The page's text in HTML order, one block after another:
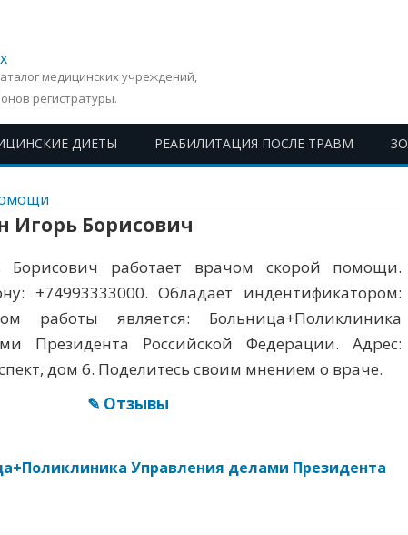
медицинских учреждений,
регистратуры.
ДИЕТЫ РЕАБИЛИТАЦИЯ ПОСЛЕ ТРАВМ
Перейти
Игорь Борисович
Борисович работает врачом скорой помощи.
+74993333000. Обладает индентификатором:
работы является: Больница+Поликлиника
Президента Российской Федерации. Адрес:
дом 6. Поделитесь своим мнением о враче.
✎ Отзывы
Управления делами Президента